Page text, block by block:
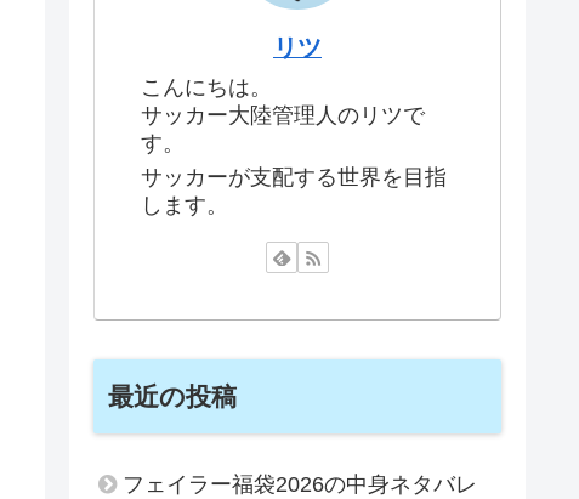
リツ
こんにちは。
サッカー大陸管理人のリツで
す。
サッカーが支配する世界を目指
します。
最近の投稿
フェイラー福袋2026の中身ネタバレ